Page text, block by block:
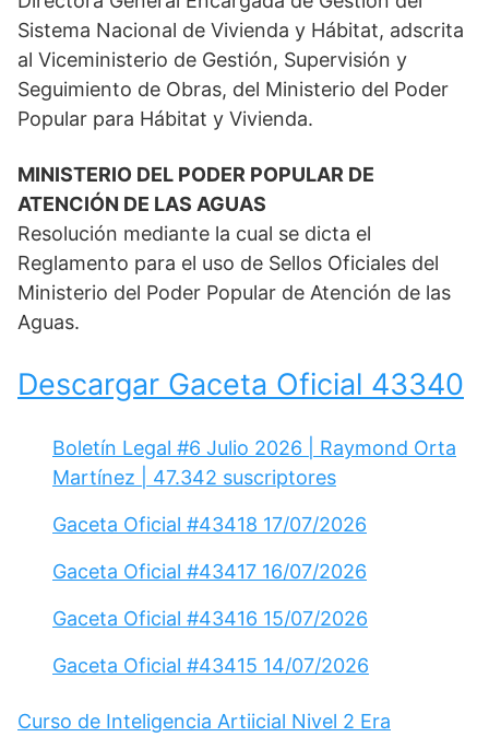
Sistema Nacional de Vivienda y Hábitat, adscrita
al Viceministerio de Gestión, Supervisión y
Seguimiento de Obras, del Ministerio del Poder
Popular para Hábitat y Vivienda.
MINISTERIO DEL PODER POPULAR DE
ATENCIÓN DE LAS AGUAS
Resolución mediante la cual se dicta el
Reglamento para el uso de Sellos Oficiales del
Ministerio del Poder Popular de Atención de las
Aguas.
Descargar Gaceta Oficial 43340
Boletín Legal #6 Julio 2026 | Raymond Orta
Martínez | 47.342 suscriptores
Gaceta Oficial #43418 17/07/2026
Gaceta Oficial #43417 16/07/2026
Gaceta Oficial #43416 15/07/2026
Gaceta Oficial #43415 14/07/2026
Curso de Inteligencia Artiicial Nivel 2 Era